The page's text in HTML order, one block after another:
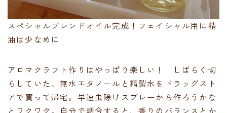
スペシャルブレンドオイル完成！フェイシャル用に精
油は少なめに
アロマクラフト作りはやっぱり楽しい！ しばらく切
らしていた、無水エタノールと精製水をドラッグスト
アで買って帰宅。早速虫除けスプレーから作ろうかな
とワクワク。自分で調合すると、香りのバランスとか